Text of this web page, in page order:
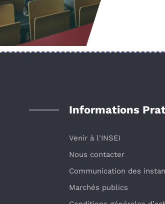
Informations
Venir à l'INSEI
Nous contacter
Communication des
Marchés publics